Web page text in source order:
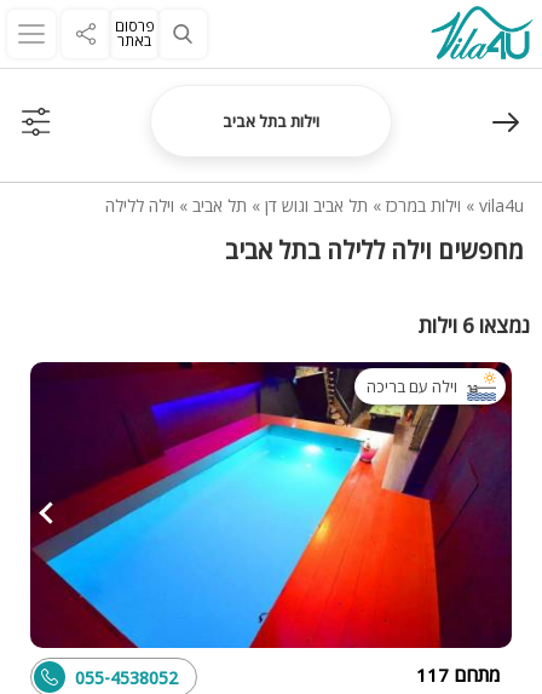
פרסום
באתר
וילות בתל אביב
vila4u
» וילות במרכז » תל אביב וגוש דן » תל אביב » וילה ללילה
מחפשים וילה ללילה בתל אביב
נמצאו 6 וילות
וילה עם בריכה
מתחם 117 055-4538052